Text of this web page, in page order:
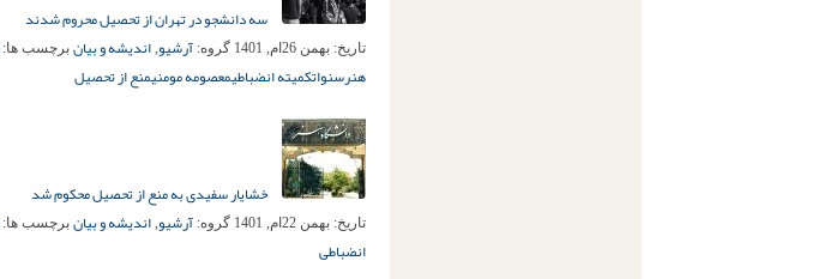
سه دانشجو در تهران از تحصیل محروم شدند
تاریخ: بهمن 26ام, 1401 گروه: آرشیو, اندیشه و بیان برچسب ها:
هنرسنواتکمیته انضباطیمعصومه مومنیمنع از تحصیل
خشایار سفیدی به منع از تحصیل محکوم شد
تاریخ: بهمن 22ام, 1401 گروه: آرشیو, اندیشه و بیان برچسب ها:
انضباطی